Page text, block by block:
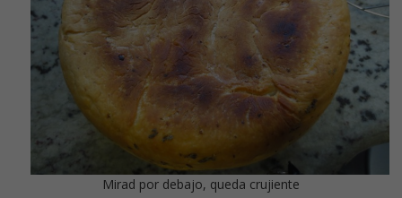
Mirad por debajo, queda crujiente